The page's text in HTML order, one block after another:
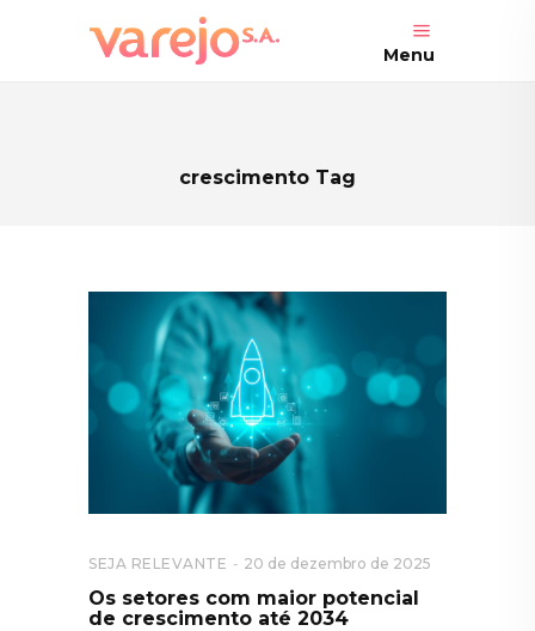
Menu
crescimento Tag
SEJA RELEVANTE 20 de dezembro de 2025
Os setores com maior potencial
de crescimento até 2034